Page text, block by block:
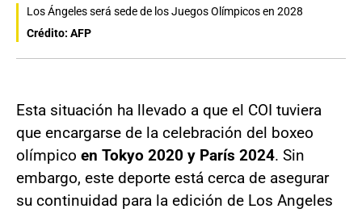
Los Ángeles será sede de los Juegos Olímpicos en 2028
Crédito: AFP
Esta situación ha llevado a que el COI tuviera
que encargarse de la celebración del boxeo
olímpico en Tokyo 2020 y París 2024. Sin
embargo, este deporte está cerca de asegurar
su continuidad para la edición de Los Angeles